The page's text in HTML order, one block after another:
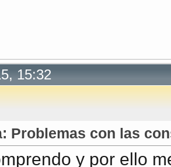
15:32
Problemas con las
y por ello